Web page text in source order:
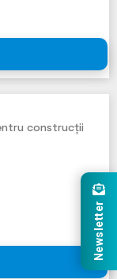
construcții
Newsletter